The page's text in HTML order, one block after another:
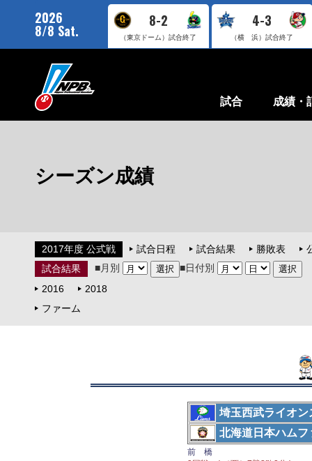
2026
8/8 Sat.
8-2
（東京ドーム）試合終了
4-3
（横 浜）試合終了
試合 成績・
シーズン成績
2017年度 公式戦 試合日程 試合結果 勝敗表
試合結果
■月別
■日付別
2016
2018
ファーム
埼玉西武ライオン
北海道日本ハムフ
前 橋